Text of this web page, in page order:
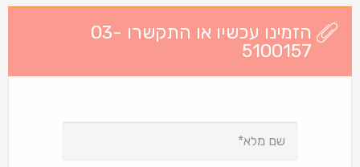
הזמינו עכשיו או התקשרו 03-
5100157